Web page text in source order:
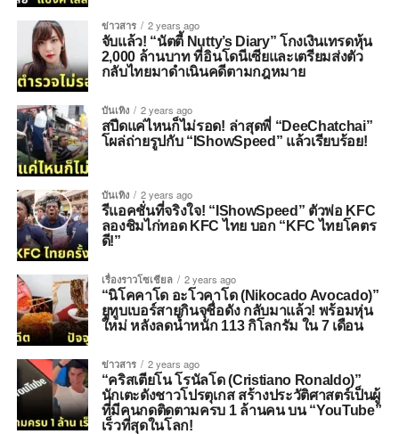
ข่าวสาร 2 years ago
จับแล้ว! “นัตตี้ Nutty’s Diary” โกงเงินเทรดหุ้น
2,000 ล้านบาท ที่อินโดนีเซียและเตรียมส่งตัว
กลับไทยมาดำเนินคดีตามกฎหมาย
บันเทิง 2 years ago
สปีดแค่ไหนก็ไม่รอด! ล่าสุดพี่ “DeeChatchai”
โผล่ถ่ายรูปกับ “IShowSpeed” แล้วเรียบร้อย!
บันเทิง 2 years ago
รีแอคชั่นที่จริงใจ! “IShowSpeed” ตัวพ่อ KFC
ลองชิมไก่ทอด KFC ไทย บอก “KFC ไทยโคตร
ดี!”
เรื่องราวโซเชียล 2 years ago
“นิโคคาโด อะโวคาโด (Nikocado Avocado)”
ยูทูบเบอร์สายกินจุชื่อดัง กลับมาแล้ว! พร้อมหุ่น
ใหม่ หลังลดน้ำหนัก 113 กิโลกรัม ใน 7 เดือน
ข่าวสาร 2 years ago
“คริสเตียโน โรนัลโด (Cristiano Ronaldo)”
นักเตะดังชาวโปรตุเกส สร้างประวัติศาสตร์เป็นผู้
ที่มีคนกดติดตามครบ 1 ล้านคน บน “YouTube”
เร็วที่สุดในโลก!